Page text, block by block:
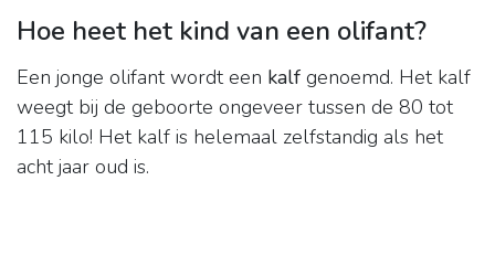
Hoe heet het kind van een olifant?
Een jonge olifant wordt een kalf genoemd. Het kalf
weegt bij de geboorte ongeveer tussen de 80 tot
115 kilo! Het kalf is helemaal zelfstandig als het
acht jaar oud is.